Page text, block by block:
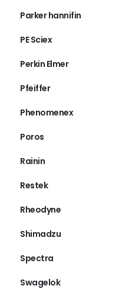
Parker hannifin
PE Sciex
Perkin Elmer
Pfeiffer
Phenomenex
Poros
Rainin
Restek
Rheodyne
Shimadzu
Spectra
Swagelok